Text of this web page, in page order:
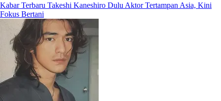
Kabar Terbaru Takeshi Kaneshiro Dulu Aktor Tertampan Asia, Kini
Fokus Bertani